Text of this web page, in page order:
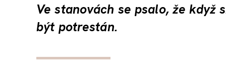
Ve stanovách se psalo, že
být potrestán.